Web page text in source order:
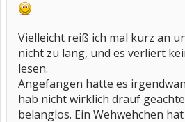
Vielleicht reiß ich mal kurz an
nicht zu lang, und es verliert
lesen.
Angefangen hatte es
hab nicht wirklich drauf
belanglos. Ein Wehwehchen